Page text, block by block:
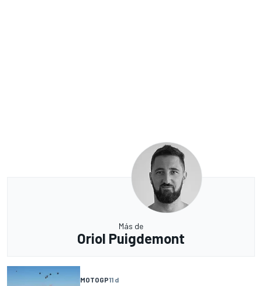
Más de
Oriol Puigdemont
MOTOGP11 d